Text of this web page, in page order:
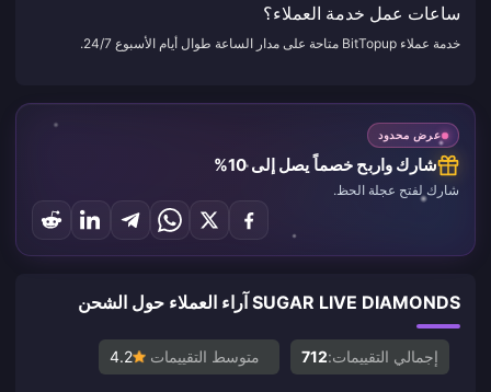
ساعات عمل خدمة العملاء؟
خدمة عملاء BitTopup متاحة على مدار الساعة طوال أيام الأسبوع 24/7.
عرض محدود
شارك واربح خصماً يصل إلى 10%
شارك لفتح عجلة الحظ.
SUGAR LIVE DIAMONDS آراء العملاء حول الشحن
إجمالي التقييمات:712 متوسط التقييمات 4.2